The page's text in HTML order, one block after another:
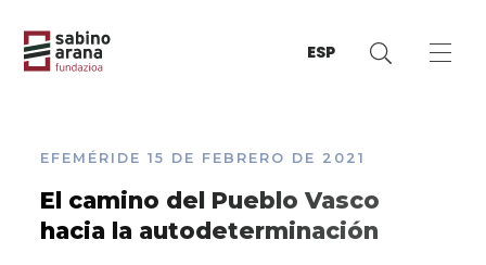
ESP
EFEMÉRIDE 15 DE FEBRERO DE 2021
El camino del Pueblo Vasco
hacia la autodeterminación